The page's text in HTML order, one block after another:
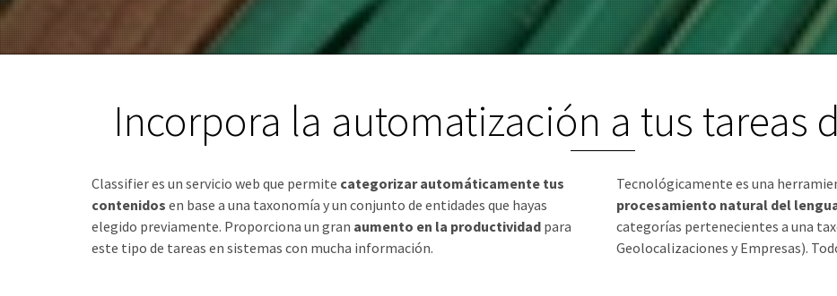
Incorpora la automatización a tus tareas
Classifier es un servicio web que permite categorizar automáticamente tus
contenidos en base a una taxonomía y un conjunto de entidades que hayas
elegido previamente. Proporciona un gran aumento en la productividad para
este tipo de tareas en sistemas con mucha información.
Tecnológicamente es una
procesamiento natural del
categorías pertenecientes a una
Geolocalizaciones y Empresas).